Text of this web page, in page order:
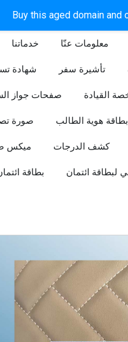
Buy this aged domain
خدماتنا معلومات عنّا
شهادة تأشيرة سفر
صفحات جواز القيادة
صورة بطاقة هوية الطالب
ميكس كشف الدرجات
بطاقة لبطاقة ائتمان